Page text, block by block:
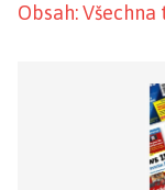
Obsah: